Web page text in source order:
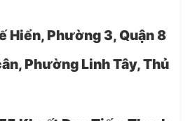
Hiển, Phường 3, Quận 8
Phường Linh Tây, Thủ